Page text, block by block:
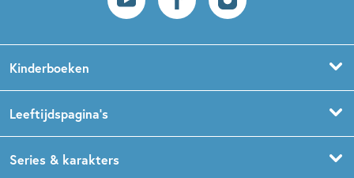
Kinderboeken
Prentenboeken
Leeftijdspagina’s
Series & karakters